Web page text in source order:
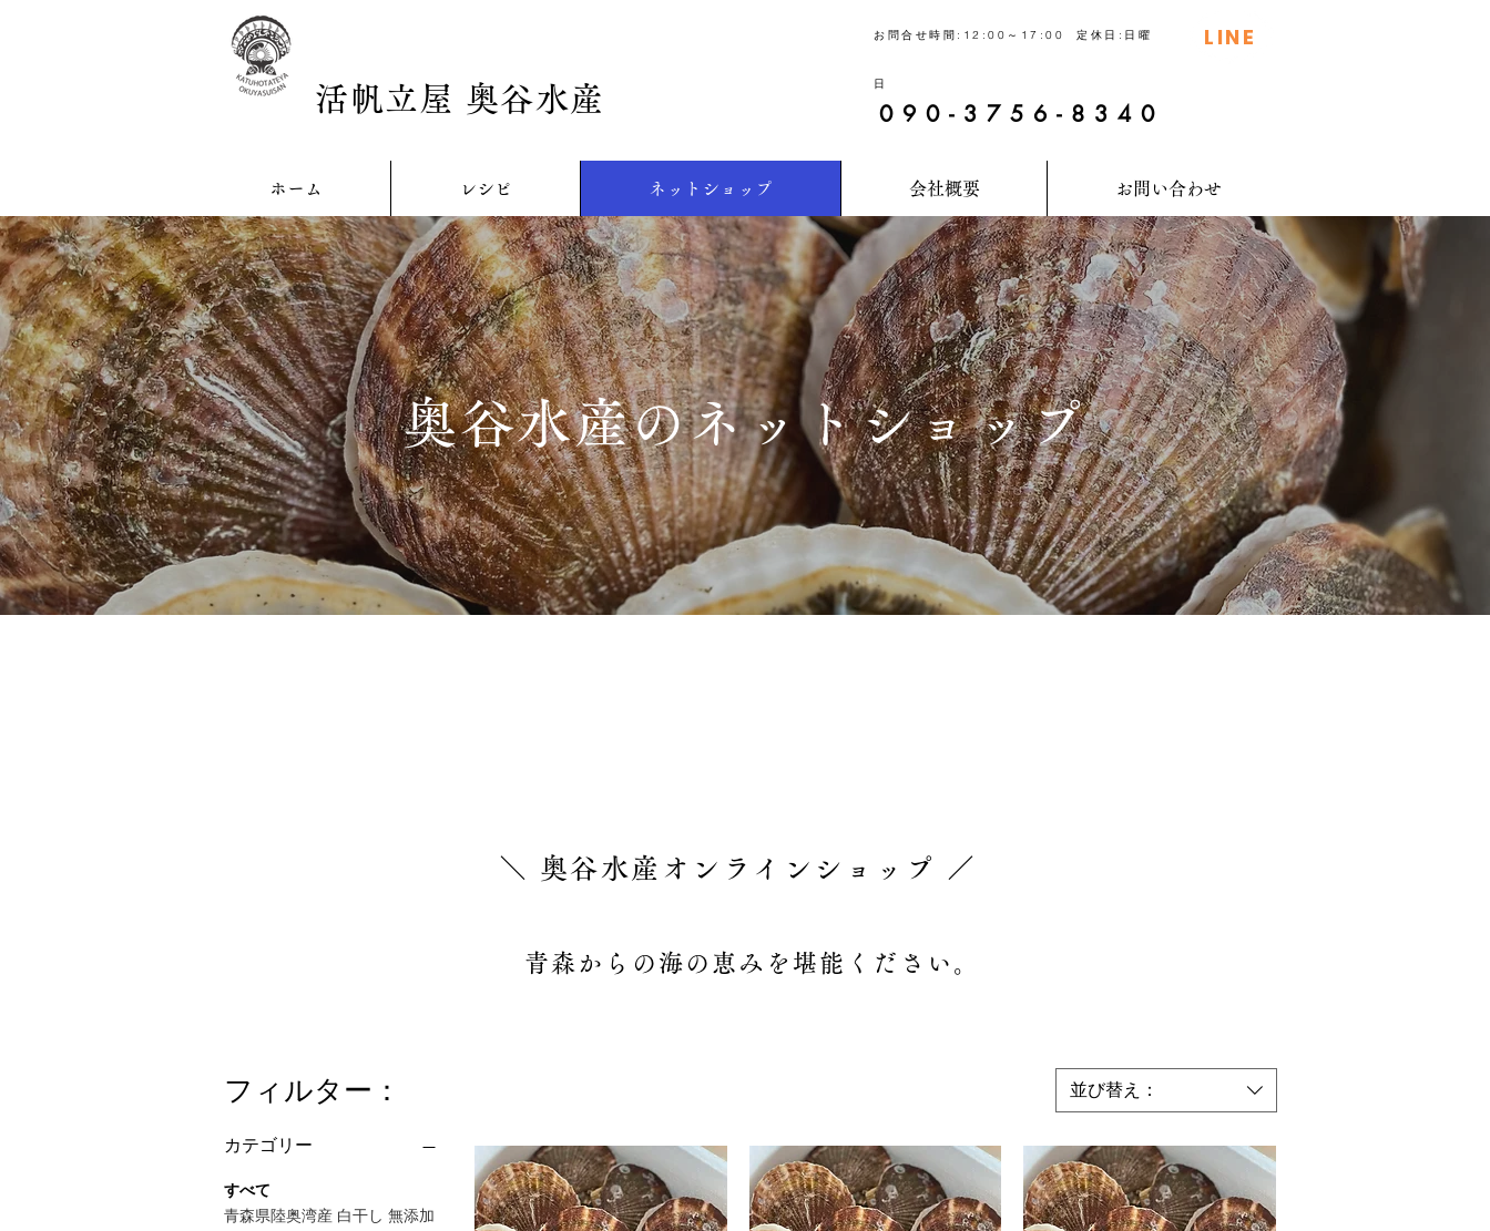
活帆立屋 奥谷水産
LINE
お問合せ時間:12:00～17:00 定休日:日曜
日
090-3756-8340
ホーム レシピ ネットショップ 会社概要 お問い合わせ
奥谷水産のネットショップ
＼ 奥谷水産オンラインショップ ／
青森からの海の恵みを堪能ください。
フィルター：
カテゴリー
すべて
青森県陸奥湾産 白干し 無添加
並び替え：